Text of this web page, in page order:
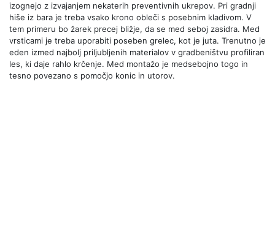
izognejo z izvajanjem nekaterih preventivnih ukrepov. Pri gradnji
hiše iz bara je treba vsako krono obleči s posebnim kladivom. V
tem primeru bo žarek precej bližje, da se med seboj zasidra. Med
vrsticami je treba uporabiti poseben grelec, kot je juta. Trenutno je
eden izmed najbolj priljubljenih materialov v gradbeništvu profiliran
les, ki daje rahlo krčenje. Med montažo je medsebojno togo in
tesno povezano s pomočjo konic in utorov.